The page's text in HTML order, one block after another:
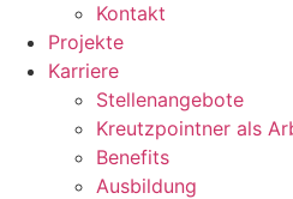
Kontakt
Projekte
Karriere
Stellenangebote
Kreutzpointner als
Benefits
Ausbildung